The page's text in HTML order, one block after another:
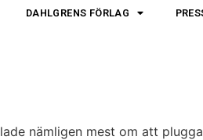
DAHLGRENS FÖRLAG
nämligen mest om att